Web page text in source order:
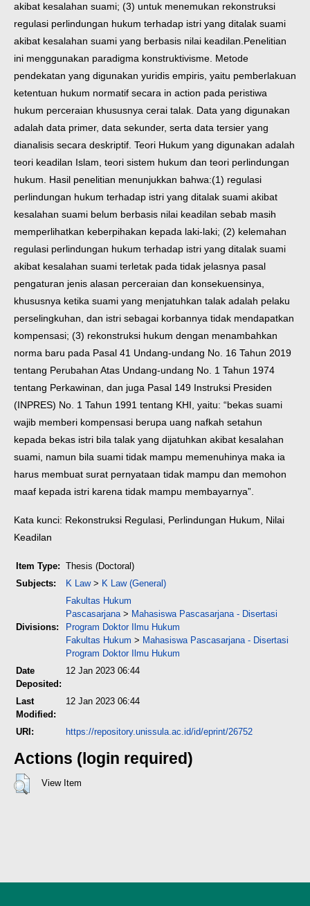
akibat kesalahan suami; (3) untuk menemukan rekonstruksi
regulasi perlindungan hukum terhadap istri yang ditalak suami
akibat kesalahan suami yang berbasis nilai keadilan.Penelitian
ini menggunakan paradigma konstruktivisme. Metode
pendekatan yang digunakan yuridis empiris, yaitu pemberlakuan
ketentuan hukum normatif secara in action pada peristiwa
hukum perceraian khususnya cerai talak. Data yang digunakan
adalah data primer, data sekunder, serta data tersier yang
dianalisis secara deskriptif. Teori Hukum yang digunakan adalah
teori keadilan Islam, teori sistem hukum dan teori perlindungan
hukum. Hasil penelitian menunjukkan bahwa:(1) regulasi
perlindungan hukum terhadap istri yang ditalak suami akibat
kesalahan suami belum berbasis nilai keadilan sebab masih
memperlihatkan keberpihakan kepada laki-laki; (2) kelemahan
regulasi perlindungan hukum terhadap istri yang ditalak suami
akibat kesalahan suami terletak pada tidak jelasnya pasal
pengaturan jenis alasan perceraian dan konsekuensinya,
khususnya ketika suami yang menjatuhkan talak adalah pelaku
perselingkuhan, dan istri sebagai korbannya tidak mendapatkan
kompensasi; (3) rekonstruksi hukum dengan menambahkan
norma baru pada Pasal 41 Undang-undang No. 16 Tahun 2019
tentang Perubahan Atas Undang-undang No. 1 Tahun 1974
tentang Perkawinan, dan juga Pasal 149 Instruksi Presiden
(INPRES) No. 1 Tahun 1991 tentang KHI, yaitu: “bekas suami
wajib memberi kompensasi berupa uang nafkah setahun
kepada bekas istri bila talak yang dijatuhkan akibat kesalahan
suami, namun bila suami tidak mampu memenuhinya maka ia
harus membuat surat pernyataan tidak mampu dan memohon
maaf kepada istri karena tidak mampu membayarnya”.
Kata kunci: Rekonstruksi Regulasi, Perlindungan Hukum, Nilai
Keadilan
Item Type: Thesis (Doctoral)
Subjects:
K Law> K Law (General)
Divisions:
Fakultas Hukum
Pascasarjana> Mahasiswa Pascasarjana - Disertasi
Program Doktor Ilmu Hukum
Fakultas Hukum > Mahasiswa Pascasarjana - Disertasi
Program Doktor Ilmu Hukum
Date
Deposited:
12 Jan 2023 06:44
Last
Modified:
12 Jan 2023 06:44
URI: https://repository.unissula.ac.id/id/eprint/26752
Actions (login required)
View Item